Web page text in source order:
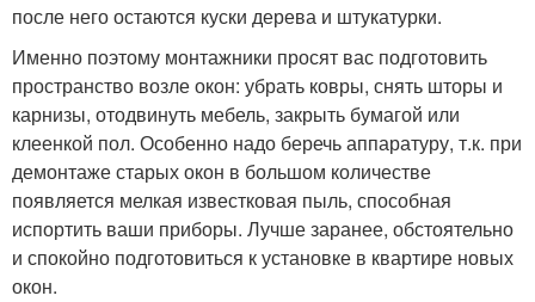
после него остаются куски дерева и штукатурки.
Именно поэтому монтажники просят вас подготовить
пространство возле окон: убрать ковры, снять шторы и
карнизы, отодвинуть мебель, закрыть бумагой или
клеенкой пол. Особенно надо беречь аппаратуру, т.к. при
демонтаже старых окон в большом количестве
появляется мелкая известковая пыль, способная
испортить ваши приборы. Лучше заранее, обстоятельно
и спокойно подготовиться к установке в квартире новых
окон.